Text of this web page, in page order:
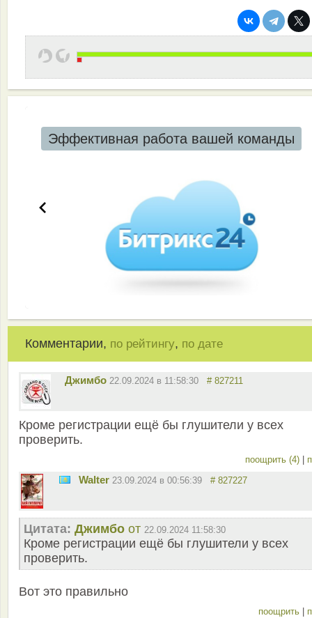
Эффективная работа вашей команды
Комментарии, по рейтингу, по дате
Джимбо 22.09.2024 в 11:58:30 # 827211
Кроме регистрации ещё бы глушители у всех
проверить.
поощрить (4)
Walter 23.09.2024 в 00:56:39 # 827227
Цитата: Джимбо от 22.09.2024 11:58:30
Кроме регистрации ещё бы глушители у всех
проверить.
Вот это правильно
поощрить